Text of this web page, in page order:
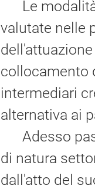
Le modalità
valutate nelle
collocamento
intermediari
alternativa ai
Adesso
di natura
dall'atto del